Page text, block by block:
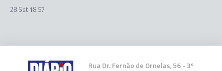
28 Set 18:57
Rua Dr. Fernão de Ornelas, 56 - 3º